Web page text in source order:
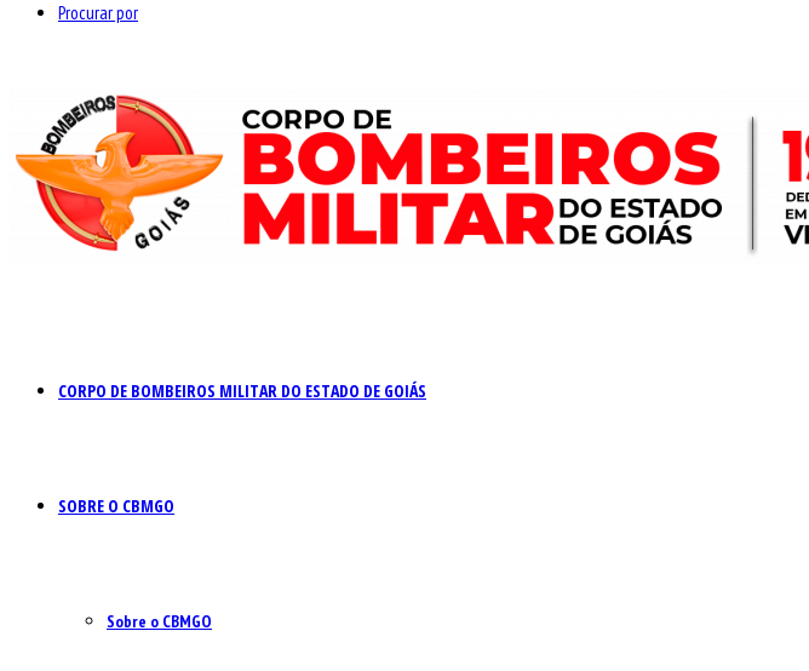
Procurar por
CORPO DE BOMBEIROS MILITAR DO ESTADO DE GOIÁS
SOBRE O CBMGO
Sobre o CBMGO